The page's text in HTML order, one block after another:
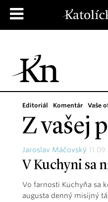
Editoriál Komentár Vaše
Z vašej
Jaroslav Máčovský
V Kuchyni sa
Vo farnosti Kuchyňa sa
augusta denný misijný